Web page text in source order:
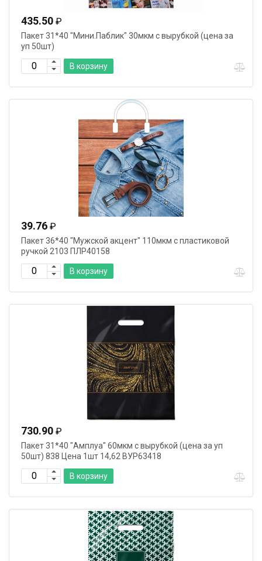
435.50 ₽
Пакет 31*40 "Мини.Паблик" 30мкм с вырубкой (цена за
уп 50шт)
В корзину
39.76 ₽
Пакет 36*40 "Мужской акцент" 110мкм с пластиковой
ручкой 2103 ПЛР40158
В корзину
730.90 ₽
Пакет 31*40 "Амплуа" 60мкм с вырубкой (цена за уп
50шт) 838 Цена 1шт 14,62 ВУР63418
В корзину